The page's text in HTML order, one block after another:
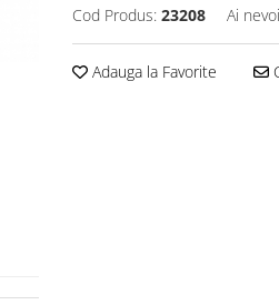
Cod Produs: 23208 Ai
Adauga la Favorite